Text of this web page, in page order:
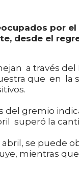
por
desde el
a través del
que en la
gremio
superó la
se puede
mientras